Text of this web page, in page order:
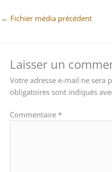
← Fichier média précédent
Laisser un
Votre adresse e-mail ne sera
obligatoires sont indiqués
Commentaire *